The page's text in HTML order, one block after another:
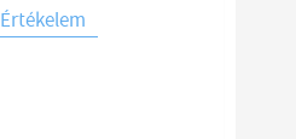
Értékelem